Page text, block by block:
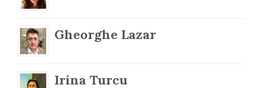
Gheorghe Lazar
Irina Turcu